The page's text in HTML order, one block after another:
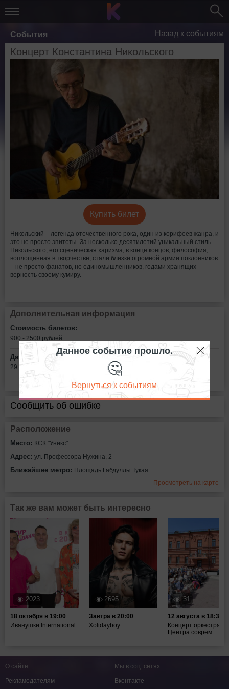
События Назад к событиям
Концерт Константина Никольского
Купить билет
Никольский – легенда отечественного рока, один из корифеев жанра, и
это не просто эпитеты. За несколько десятилетий уникальный стиль
Никольского, его сценическая харизма, в конце концов, философия,
воплощенная в творчестве, стали близки огромной армии поклонников
– не просто фанатов, но единомышленников, годами хранящих
верность своему кумиру.
Дополнительная информация
Стоимость билетов:
900 - 2500 рублей
Дата:
29 ноября в 19:00
Сообщить об ошибке
Расположение
Место: КСК "Уникс"
Адрес: ул. Профессора Нужина, 2
Ближайшее метро: Площадь Габдуллы Тукая
Просмотреть на карте
Так же вам может быть интересно
2023
18 октября в 19:00
Иванушки International
2695
Завтра в 20:00
Xolidayboy
31
12 августа в 18:30
Концерт оркестра
Центра соврем...
Данное событие прошло.
🤔
Вернуться к событиям
О сайте
Рекламодателям
Мы в соц. сетях
Вконтакте